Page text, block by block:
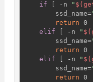
if [ -n "
        ssd_name=
return 0
elif [ -n "
        ssd_name=
return 0
elif [ -n "
        ssd_name=
return 0